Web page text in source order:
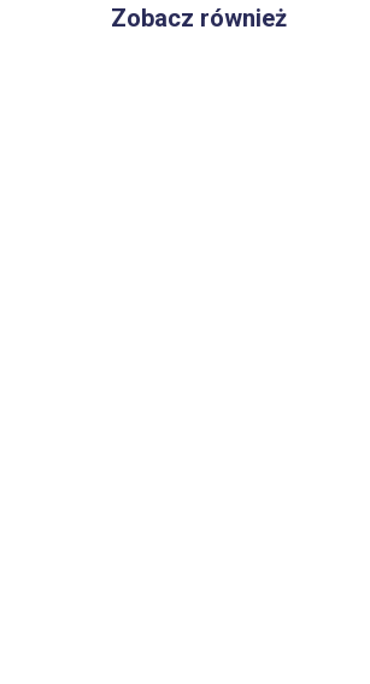
galerii
Zobacz również